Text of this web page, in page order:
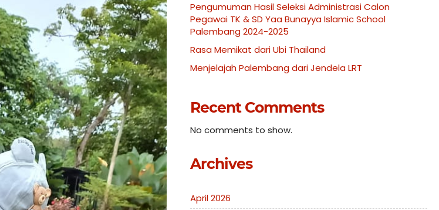
Pengumuman Hasil Seleksi Administrasi Calon
Pegawai TK & SD Yaa Bunayya Islamic School
Palembang 2024-2025
Rasa Memikat dari Ubi Thailand
Menjelajah Palembang dari Jendela LRT
Recent Comments
No comments to show.
Archives
April 2026